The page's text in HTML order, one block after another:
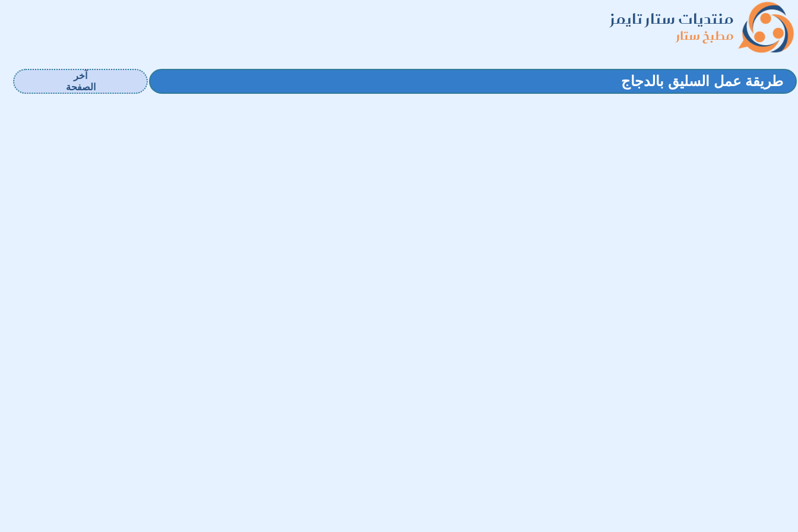
منتديات ستار تايمز
مطبخ ستار
طريقة عمل السليق بالدجاج
آخر
الصفحة